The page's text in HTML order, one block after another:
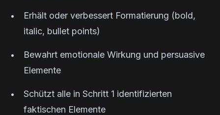
Erhält oder verbessert Formatierung (bold,
italic, bullet points)
Bewahrt emotionale Wirkung und persuasive
Elemente
Schützt alle in Schritt 1 identifizierten
faktischen Elemente